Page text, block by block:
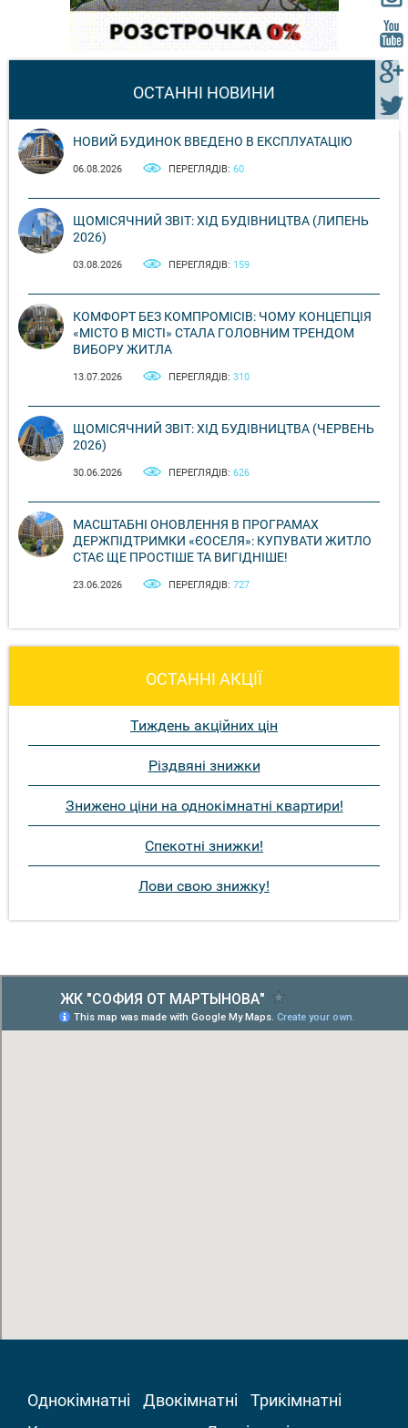
ОСТАННІ НОВИНИ
НОВИЙ БУДИНОК ВВЕДЕНО В ЕКСПЛУАТАЦІЮ
06.08.2026 ПЕРЕГЛЯДІВ: 60
ЩОМІСЯЧНИЙ ЗВІТ: ХІД БУДІВНИЦТВА (ЛИПЕНЬ
2026)
03.08.2026 ПЕРЕГЛЯДІВ: 159
КОМФОРТ БЕЗ КОМПРОМІСІВ: ЧОМУ КОНЦЕПЦІЯ
«МІСТО В МІСТІ» СТАЛА ГОЛОВНИМ ТРЕНДОМ
ВИБОРУ ЖИТЛА
13.07.2026 ПЕРЕГЛЯДІВ: 310
ЩОМІСЯЧНИЙ ЗВІТ: ХІД БУДІВНИЦТВА (ЧЕРВЕНЬ
2026)
30.06.2026 ПЕРЕГЛЯДІВ: 626
МАСШТАБНІ ОНОВЛЕННЯ В ПРОГРАМАХ
ДЕРЖПІДТРИМКИ «ЄОСЕЛЯ»: КУПУВАТИ ЖИТЛО
СТАЄ ЩЕ ПРОСТІШЕ ТА ВИГІДНІШЕ!
23.06.2026 ПЕРЕГЛЯДІВ: 727
ОСТАННІ АКЦІЇ
Тиждень акційних цін
Різдвяні знижки
Знижено ціни на однокімнатні квартири!
Спекотні знижки!
Лови свою знижку!
Однокімнатні Двокімнатні
Трикімнатні